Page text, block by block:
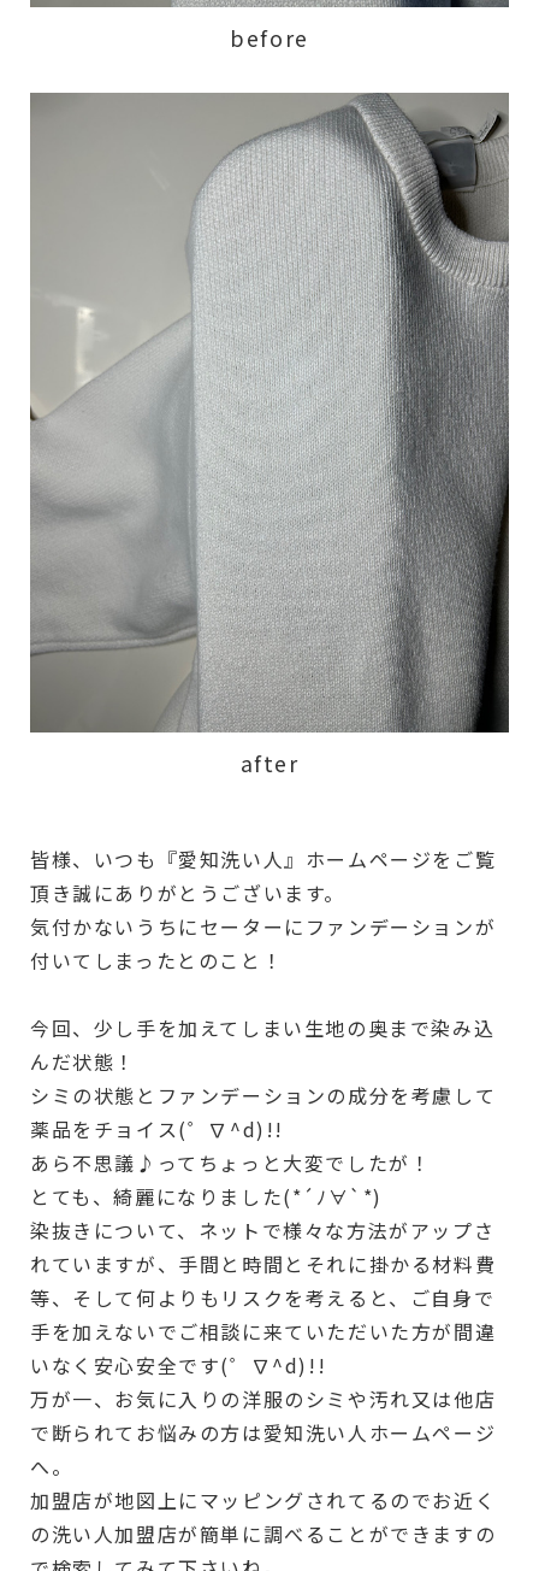
before
after
皆様、いつも『愛知洗い人』ホームページをご覧
頂き誠にありがとうございます。
気付かないうちにセーターにファンデーションが
付いてしまったとのこと！
今回、少し手を加えてしまい生地の奥まで染み込
んだ状態！
シミの状態とファンデーションの成分を考慮して
薬品をチョイス(゜∇^d)!!
あら不思議♪ってちょっと大変でしたが！
とても、綺麗になりました(*´ﾉ∀`*)
染抜きについて、ネットで様々な方法がアップさ
れていますが、手間と時間とそれに掛かる材料費
等、そして何よりもリスクを考えると、ご自身で
手を加えないでご相談に来ていただいた方が間違
いなく安心安全です(゜∇^d)!!
万が一、お気に入りの洋服のシミや汚れ又は他店
で断られてお悩みの方は愛知洗い人ホームページ
へ。
加盟店が地図上にマッピングされてるのでお近く
の洗い人加盟店が簡単に調べることができますの